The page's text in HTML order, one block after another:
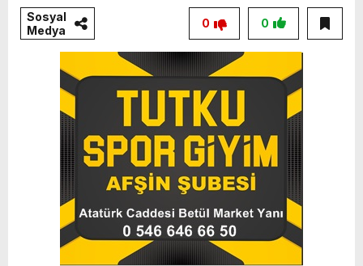
Sosyal
Medya
0
0